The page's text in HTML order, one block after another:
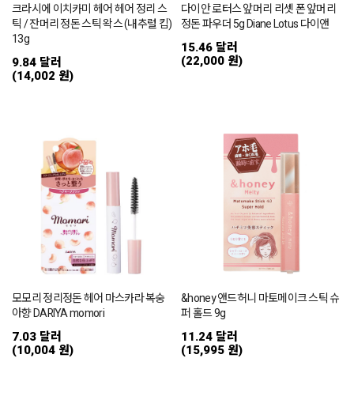
크라시에 이치카미 헤어 헤어 정리 스
틱 / 잔머리 정돈 스틱 왁스 (내추럴 킵)
13g
9.84 달러
(14,002 원)
다이안 로터스 앞머리 리셋 폰 앞머리
정돈 파우더 5g Diane Lotus 다이앤
15.46 달러
(22,000 원)
모모리 정리정돈 헤어 마스카라 복숭
아향 DARIYA momori
7.03 달러
(10,004 원)
&honey 앤드허니 마토메이크 스틱 슈
퍼 홀드 9g
11.24 달러
(15,995 원)